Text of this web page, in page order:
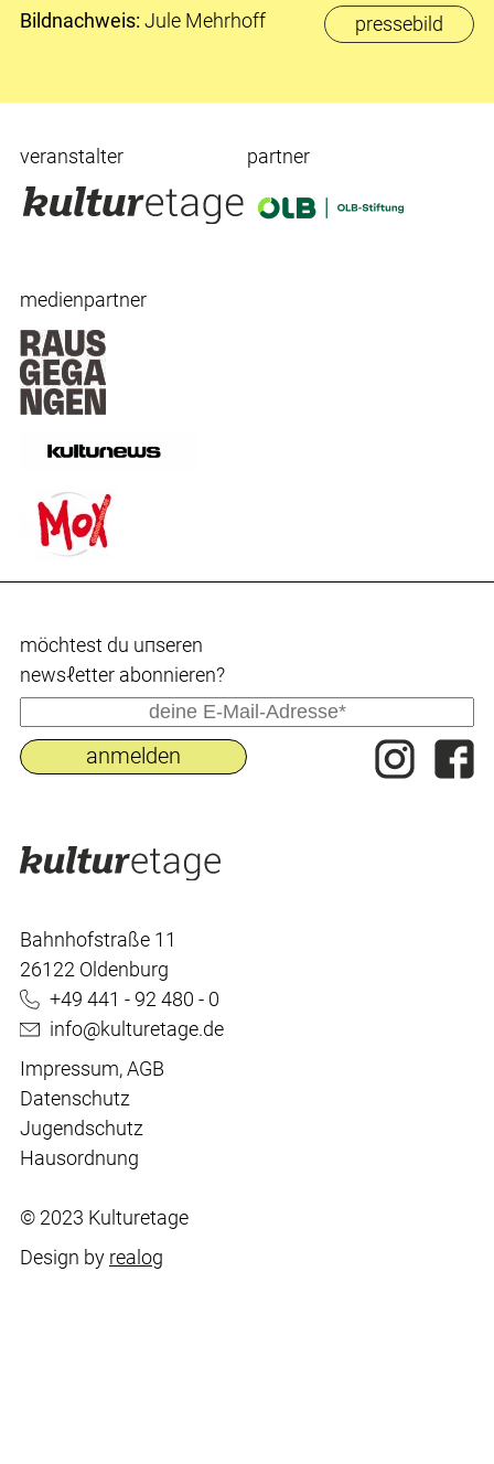
pressebild
Bildnachweis: Jule Mehrhoff
veranstalter partner
medienpartner
Bahnhofstraße 11
26122 Oldenburg
+49 441 - 92 480 - 0
info@kulturetage.de
Impressum,AGB
Datenschutz
Jugendschutz
Hausordnung
© 2023 Kulturetage
Design by realog
möchtest du uпseren
newsℓetter abonnieren?